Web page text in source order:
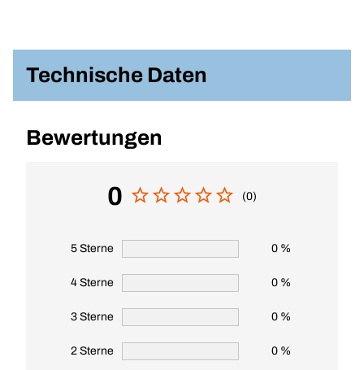
Technische Daten
Bewertungen
0 (0)
5 Sterne 0 %
4 Sterne 0 %
3 Sterne 0 %
2 Sterne 0 %